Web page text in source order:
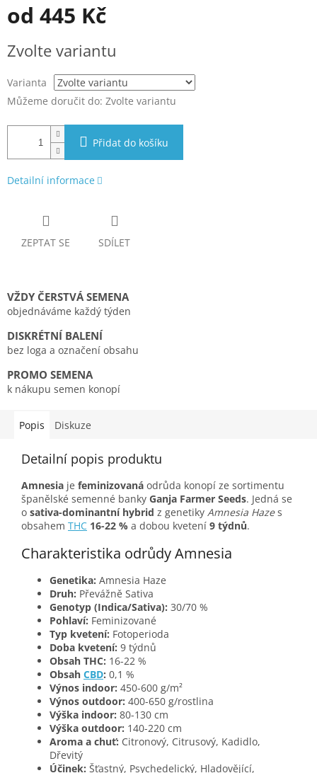
od 445 Kč
cena:
Zvolte variantu
Varianta
Můžeme doručit do: Zvolte variantu
Přidat do košíku
Detailní informace
ZEPTAT SE SDÍLET
VŽDY ČERSTVÁ SEMENA
objednáváme každý týden
DISKRÉTNÍ BALENÍ
bez loga a označení obsahu
PROMO SEMENA
k nákupu semen konopí
Popis Diskuze
Detailní popis produktu
Amnesia je feminizovaná odrůda konopí ze sortimentu
španělské semenné banky Ganja Farmer Seeds. Jedná se
o sativa-dominantní hybrid z genetiky Amnesia Hazes
obsahem THC 16-22 % a dobou kvetení 9 týdnů.
Charakteristika odrůdy Amnesia
Genetika: Amnesia Haze
Druh: Převážně Sativa
Genotyp (Indica/Sativa): 30/70 %
Pohlaví: Feminizované
Typ kvetení: Fotoperioda
Doba kvetení: 9 týdnů
Obsah THC: 16-22 %
Obsah CBD: 0,1 %
Výnos indoor: 450-600 g/m²
Výnos outdoor: 400-650 g/rostlina
Výška indoor: 80-130 cm
Výška outdoor: 140-220 cm
Aroma a chuť: Citronový, Citrusový, Kadidlo,
Dřevitý
Účinek: Šťastný, Psychedelický, Hladovějící,